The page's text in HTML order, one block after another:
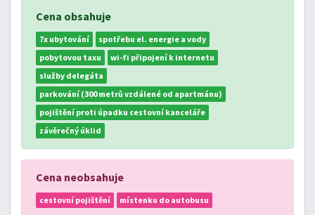
Cena obsahuje
7x ubytování
spotřebu el. energie a vody
pobytovou taxu
wi-fi připojení k internetu
služby delegáta
parkování (300 metrů vzdálené od apartmánu)
pojištění proti úpadku cestovní kanceláře
závěrečný úklid
Cena neobsahuje
cestovní pojištění místenku do autobusu